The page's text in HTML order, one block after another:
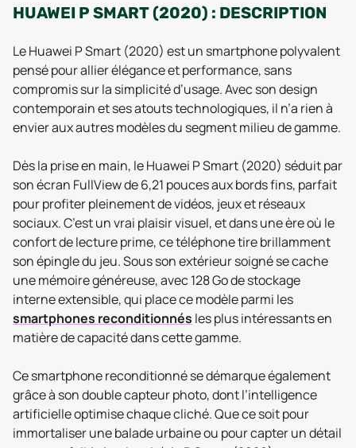
HUAWEI P SMART (2020) : DESCRIPTION
Le Huawei P Smart (2020) est un smartphone polyvalent
pensé pour allier élégance et performance, sans
compromis sur la simplicité d’usage. Avec son design
contemporain et ses atouts technologiques, il n’a rien à
envier aux autres modèles du segment milieu de gamme.
Dès la prise en main, le Huawei P Smart (2020) séduit par
son écran FullView de 6,21 pouces aux bords fins, parfait
pour profiter pleinement de vidéos, jeux et réseaux
sociaux. C’est un vrai plaisir visuel, et dans une ère où le
confort de lecture prime, ce téléphone tire brillamment
son épingle du jeu. Sous son extérieur soigné se cache
une mémoire généreuse, avec 128 Go de stockage
interne extensible, qui place ce modèle parmi les
smartphones reconditionnés les plus intéressants en
matière de capacité dans cette gamme.
Ce smartphone reconditionné se démarque également
grâce à son double capteur photo, dont l’intelligence
artificielle optimise chaque cliché. Que ce soit pour
immortaliser une balade urbaine ou pour capter un détail